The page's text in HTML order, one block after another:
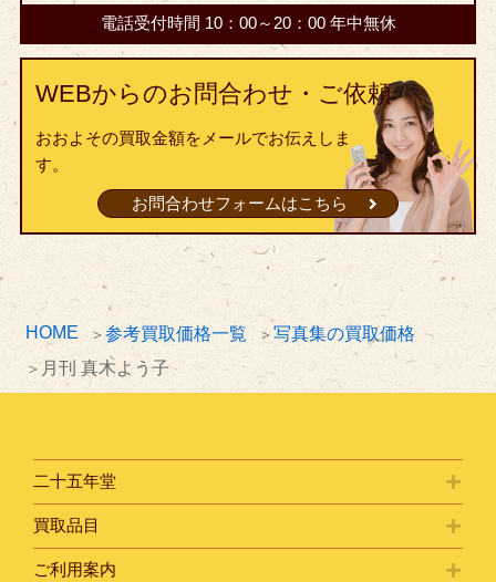
HOME 参考買取価格一覧
写真集の買取価格
月刊 真木よう子
電話受付時間 10：00～20：00 年中無休
WEBからのお問合わせ・ご依頼
おおよその買取金額をメールでお伝えしま
す。
お問合わせフォームはこちら
二十五年堂
買取品目
ご利用案内